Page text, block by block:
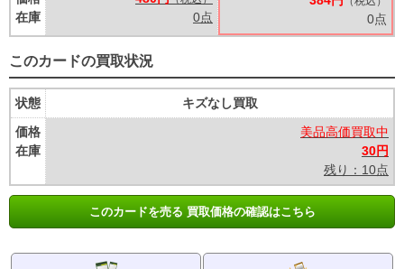
在庫
0点 0点
このカードの買取状況
状態
価格
在庫
キズなし買取
美品高価買取中
30円
残り：10点
このカードを売る 買取価格の確認はこちら